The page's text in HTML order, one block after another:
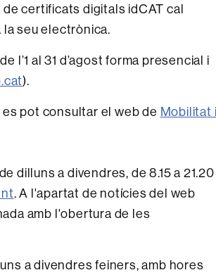
certificats digitals idCAT cal
seu electrònica.
l’1 al 31 d’agost forma presencial i
).
pot consultar el web de Mobilitat i
dilluns a divendres, de 8.15 a 21.20
. A l'apartat de notícies del web
amb l'obertura de les
a divendres feiners, amb hores